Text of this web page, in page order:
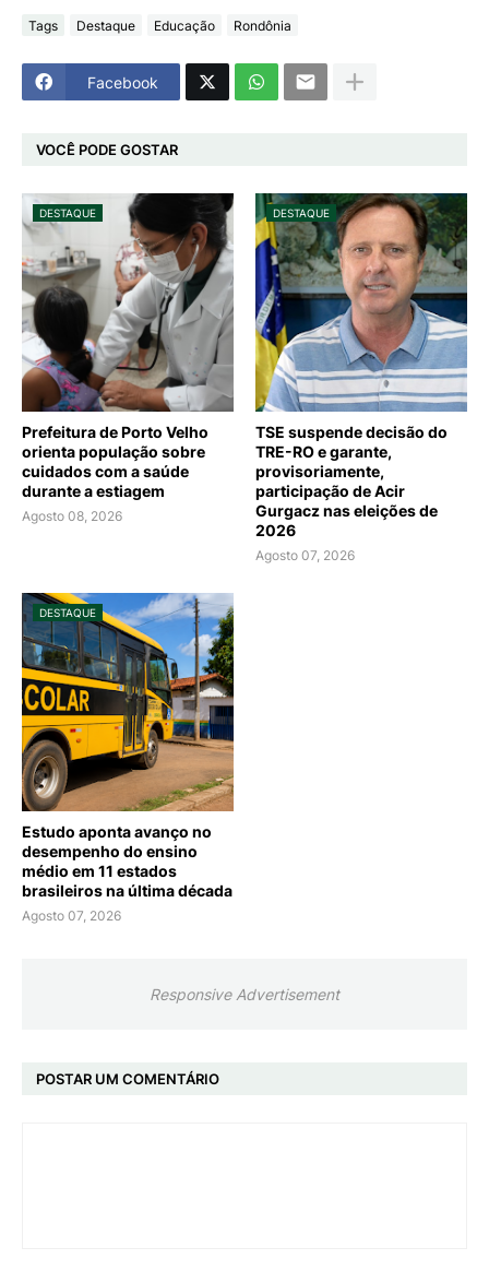
Tags Destaque Educação Rondônia
Facebook
VOCÊ PODE GOSTAR
DESTAQUE
Prefeitura de Porto Velho
orienta população sobre
cuidados com a saúde
durante a estiagem
Agosto 08, 2026
DESTAQUE
TSE suspende decisão do
TRE-RO e garante,
provisoriamente,
participação de Acir
Gurgacz nas eleições de
2026
Agosto 07, 2026
DESTAQUE
Estudo aponta avanço no
desempenho do ensino
médio em 11 estados
brasileiros na última década
Agosto 07, 2026
Responsive Advertisement
POSTAR UM COMENTÁRIO